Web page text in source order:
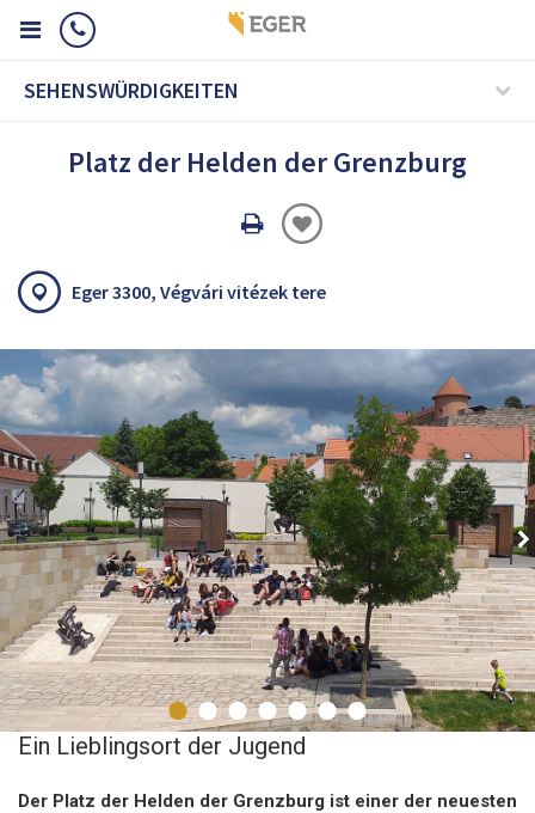
SEHENSWÜRDIGKEITEN
Platz der Helden der Grenzburg
Oldal
Eger 3300, Végvári vitézek tere
Ein Lieblingsort der Jugend
Der Platz der Helden der Grenzburg ist einer der neuesten